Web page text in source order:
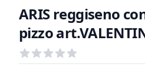
ARIS reggiseno
pizzo
Recensioni
out of 5 stars